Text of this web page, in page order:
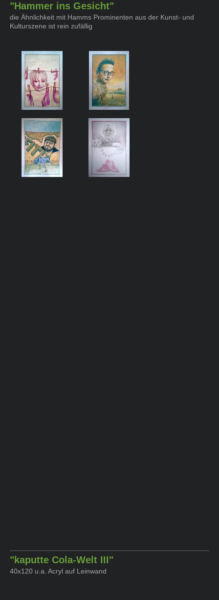
"Hammer ins Gesicht"
die Ähnlichkeit mit Hamms Prominenten aus der Kunst- und
Kulturszene ist rein zufällig
"kaputte Cola-Welt III"
40x120 u.a. Acryl auf Leinwand